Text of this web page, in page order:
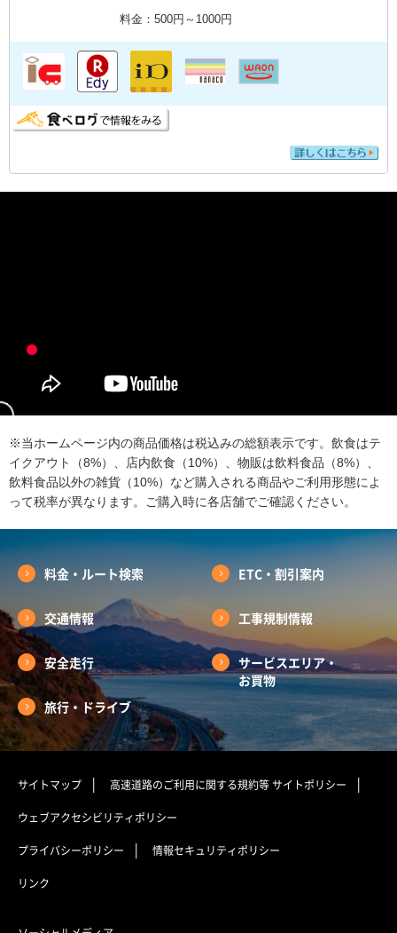
料金：500円～1000円
※当ホームページ内の商品価格は税込みの総額表示です。飲食はテ
イクアウト（8%）、店内飲食（10%）、物販は飲料食品（8%）、
飲料食品以外の雑貨（10%）など購入される商品やご利用形態によ
って税率が異なります。ご購入時に各店舗でご確認ください。
料金・ルート検索 ETC・割引案内
交通情報 工事規制情報
安全走行
サービスエリア・
お買物
旅行・ドライブ
サイトマップ 高速道路のご利用に関する規約等サイトポリシー
ウェブアクセシビリティポリシー
プライバシーポリシー 情報セキュリティポリシー
リンク